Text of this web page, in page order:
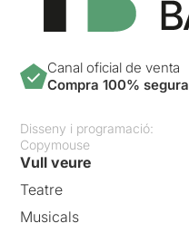
Canal oficial de venta
Compra 100% segura
Disseny i programació:
Copymouse
Vull veure
Teatre
Musicals